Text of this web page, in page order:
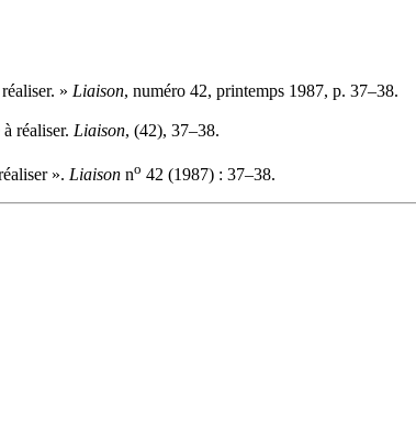
» Liaison, numéro 42, printemps 1987, p. 37–38.
réaliser. Liaison, (42), 37–38.
». Liaison no 42 (1987) : 37–38.